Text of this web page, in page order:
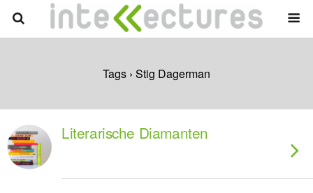
Tags › Stig Dagerman
Literarische Diamanten